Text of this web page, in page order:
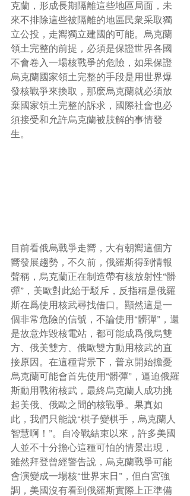
克蘭，形成長期隔離這些地區局面，未
來不排除這些被隔離的地區民衆采取獨
立公投，走嚮獨立建國的可能。烏克蘭
領土完整的前提，必須是保證世界各國
不會卷入一場核戰爭的危險，如果保證
烏克蘭國家領土完整的手段是用世界爆
發核戰爭來換取，那麽烏克蘭就必須放
棄國家領土完整的訴求，國際社會也必
須接受和允許烏克蘭被肢解的事情發
生。
目前看俄烏戰爭走嚮，大有朝嚮這個方
嚮發展趨勢，不久前，俄羅斯得到情報
聲稱，烏克蘭正在制造帶有核放射性“髒
彈”，美歐對此給于駁斥，反指稱是俄羅
斯在爲使用核武尋找借口。顯然這是一
個非常危險的信號，不論使用“髒彈”，還
是故意炸毀核電站，都可能成爲俄烏雙
方、俄美雙方、俄歐雙方動用核武的直
接原因。在這種背景下，普京開始擔憂
烏克蘭可能會首先使用“髒彈”，逼迫俄羅
斯動用戰術核武，最終烏克蘭人成功挑
起美俄、俄歐之間的核戰爭。果真如
此，我們只能說“棋子變棋手，烏克蘭人
智慧啊！”。自冷戰結束以來，許多美國
人並不十分擔心這種可怕的情景出現，
雖然拜登曾經警告說，烏克蘭戰爭可能
會演變成一場核“世界末日”，但白宮強
調，美國沒有看到俄羅斯實際上正準備